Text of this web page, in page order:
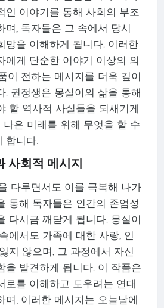
인 이야기를 통해 사회의 부조
며, 독자들은 그 속에서 당시
망을 이해하게 됩니다. 이러한
에게 단순한 이야기 이상의 의
이 전하는 메시지를 더욱 깊이
. 권정생은 몽실이의 삶을 통해
할 역사적 사실들을 되새기게
은 미래를 위해 무엇을 할 수
합니다.
사회적 메시지
다루면서도 이를 극복해 나가
통해 독자들은 인간의 존엄성
다시금 깨닫게 됩니다. 몽실이
에서도 가족에 대한 사랑, 인
지 않으며, 그 과정에서 자신
을 발견하게 됩니다. 이 작품은
로를 이해하고 도우려는 연대
며, 이러한 메시지는 오늘날에